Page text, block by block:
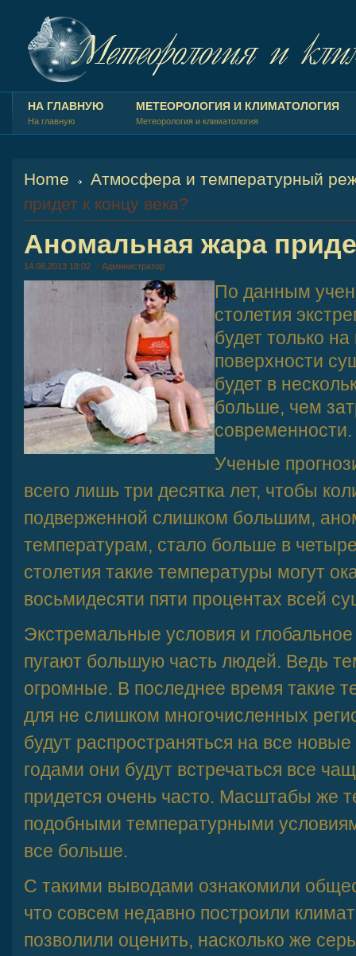
НА ГЛАВНУЮ
На главную
МЕТЕОРОЛОГИЯ И КЛИМАТОЛОГИЯ
Метеорология и климатология
Home
Атмосфера и температурный
придет к концу века?
Аномальная жара
14.08.2013 18:02 Администратор
По данным
столетия
будет только
поверхности
будет в
больше, чем
современности.
Ученые
всего лишь три десятка лет, чтобы
подверженной слишком большим,
температурам, стало больше в
столетия такие температуры могут
восьмидесяти пяти процентах всей
Экстремальные условия и
пугают большую часть людей. Ведь
огромные. В последнее время такие
для не слишком многочисленных
будут распространяться на все
годами они будут встречаться все
придется очень часто. Масштабы же
подобными температурными
все больше.
С такими выводами ознакомили
что совсем недавно построили
позволили оценить, насколько же